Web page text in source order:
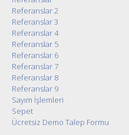
Referanslar 2
Referanslar 3
Referanslar 4
Referanslar 5
Referanslar 6
Referanslar 7
Referanslar 8
Referanslar 9
Sayım İşlemleri
Sepet
Ücretsiz Demo Talep Formu